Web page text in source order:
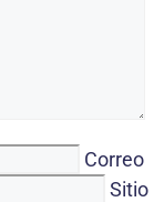
Correo
Sitio